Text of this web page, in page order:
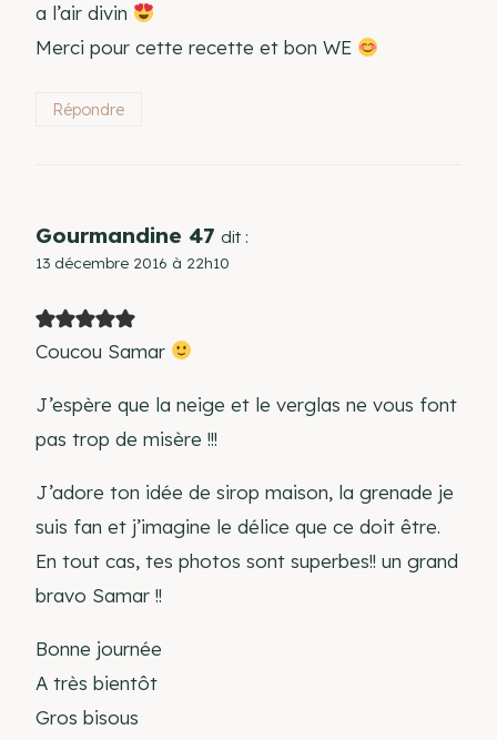
a l’air divin
Merci pour cette recette et bon WE
Répondre
Gourmandine 47 dit :
13 décembre 2016 à 22h10
Coucou Samar
J’espère que la neige et le verglas ne vous font
pas trop de misère !!!
J’adore ton idée de sirop maison, la grenade je
suis fan et j’imagine le délice que ce doit être.
En tout cas, tes photos sont superbes!! un grand
bravo Samar !!
Bonne journée
A très bientôt
Gros bisous